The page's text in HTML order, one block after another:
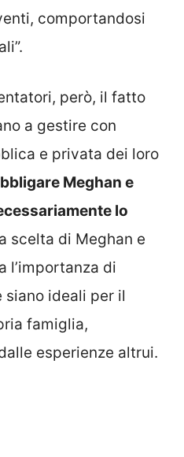
comportandosi
però, il fatto
a gestire con
e privata dei loro
Meghan e
lo
scelta di Meghan e
l’importanza di
ideali per il
famiglia,
esperienze altrui.